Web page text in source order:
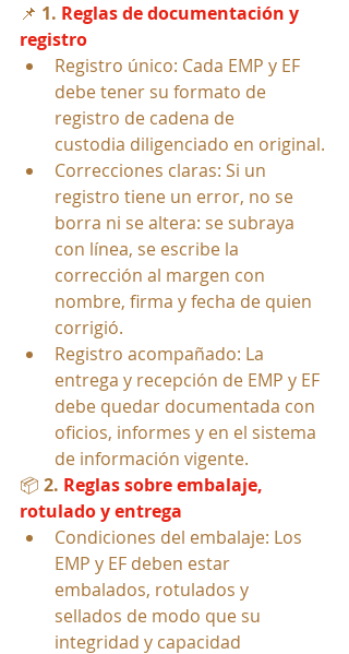
📌 1. Reglas de documentación y
registro
Registro único: Cada EMP y EF
debe tener su formato de
registro de cadena de
custodia diligenciado en original.
Correcciones claras: Si un
registro tiene un error, no se
borra ni se altera: se subraya
con línea, se escribe la
corrección al margen con
nombre, firma y fecha de quien
corrigió.
Registro acompañado: La
entrega y recepción de EMP y EF
debe quedar documentada con
oficios, informes y en el sistema
de información vigente.
📦 2. Reglas sobre embalaje,
rotulado y entrega
Condiciones del embalaje: Los
EMP y EF deben estar
embalados, rotulados y
sellados de modo que su
integridad y capacidad